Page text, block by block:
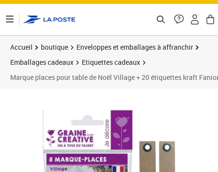
Accueil boutique
Enveloppes et emballages à affranchir
Emballages cadeaux
Etiquettes cadeaux
Marque places pour table de Noël Village + 20 étiquettes kraft